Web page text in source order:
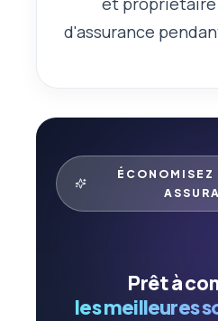
d'assurance
ÉCONOMISEZ
Prêt à
les meilleures